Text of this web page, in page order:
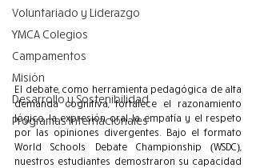
Voluntariado y Liderazgo
YMCA Colegios
Campamentos
Misión
Desarrollo y Sostenibilidad
Programas Internacionales
El debate, como herramienta pedagógica de alta
demanda cognitiva, fortalece el razonamiento
lógico, la expresión oral, la empatía y el respeto
por las opiniones divergentes. Bajo el formato
World Schools Debate Championship (WSDC),
nuestros estudiantes demostraron su capacidad